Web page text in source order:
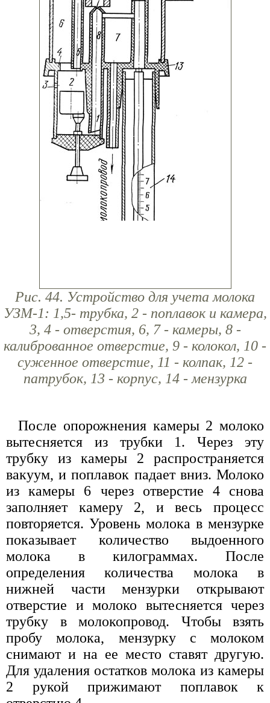
Рис. 44. Устройство для учета молока
УЗМ-1: 1,5- трубка, 2 - поплавок и камера,
3, 4 - отверстия, 6, 7 - камеры, 8 -
калиброванное отверстие, 9 - колокол, 10 -
суженное отверстие, 11 - колпак, 12 -
патрубок, 13 - корпус, 14 - мензурка
После опорожнения камеры 2 молоко
вытесняется из трубки 1. Через эту
трубку из камеры 2 распространяется
вакуум, и поплавок падает вниз. Молоко
из камеры 6 через отверстие 4 снова
заполняет камеру 2, и весь процесс
повторяется. Уровень молока в мензурке
показывает количество выдоенного
молока в килограммах. После
определения количества молока в
нижней части мензурки открывают
отверстие и молоко вытесняется через
трубку в молокопровод. Чтобы взять
пробу молока, мензурку с молоком
снимают и на ее место ставят другую.
Для удаления остатков молока из камеры
2 рукой прижимают поплавок к